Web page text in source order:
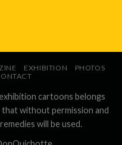
EXHIBITION
PHOTOS
cartoons belongs
without permission and
will be used.